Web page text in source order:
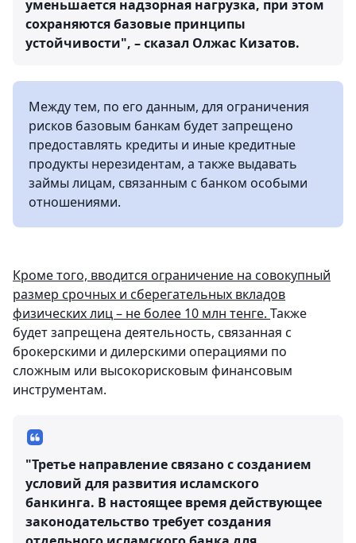
уменьшается надзорная нагрузка, при этом
сохраняются базовые принципы
устойчивости", – сказал Олжас Кизатов.
Между тем, по его данным, для ограничения
рисков базовым банкам будет запрещено
предоставлять кредиты и иные кредитные
продукты нерезидентам, а также выдавать
займы лицам, связанным с банком особыми
отношениями.
Кроме того, вводится ограничение на совокупный
размер срочных и сберегательных вкладов
физических лиц – не более 10 млн тенге. Также
будет запрещена деятельность, связанная с
брокерскими и дилерскими операциями по
сложным или высокорисковым финансовым
инструментам.
"Третье направление связано с созданием
условий для развития исламского
банкинга. В настоящее время действующее
законодательство требует создания